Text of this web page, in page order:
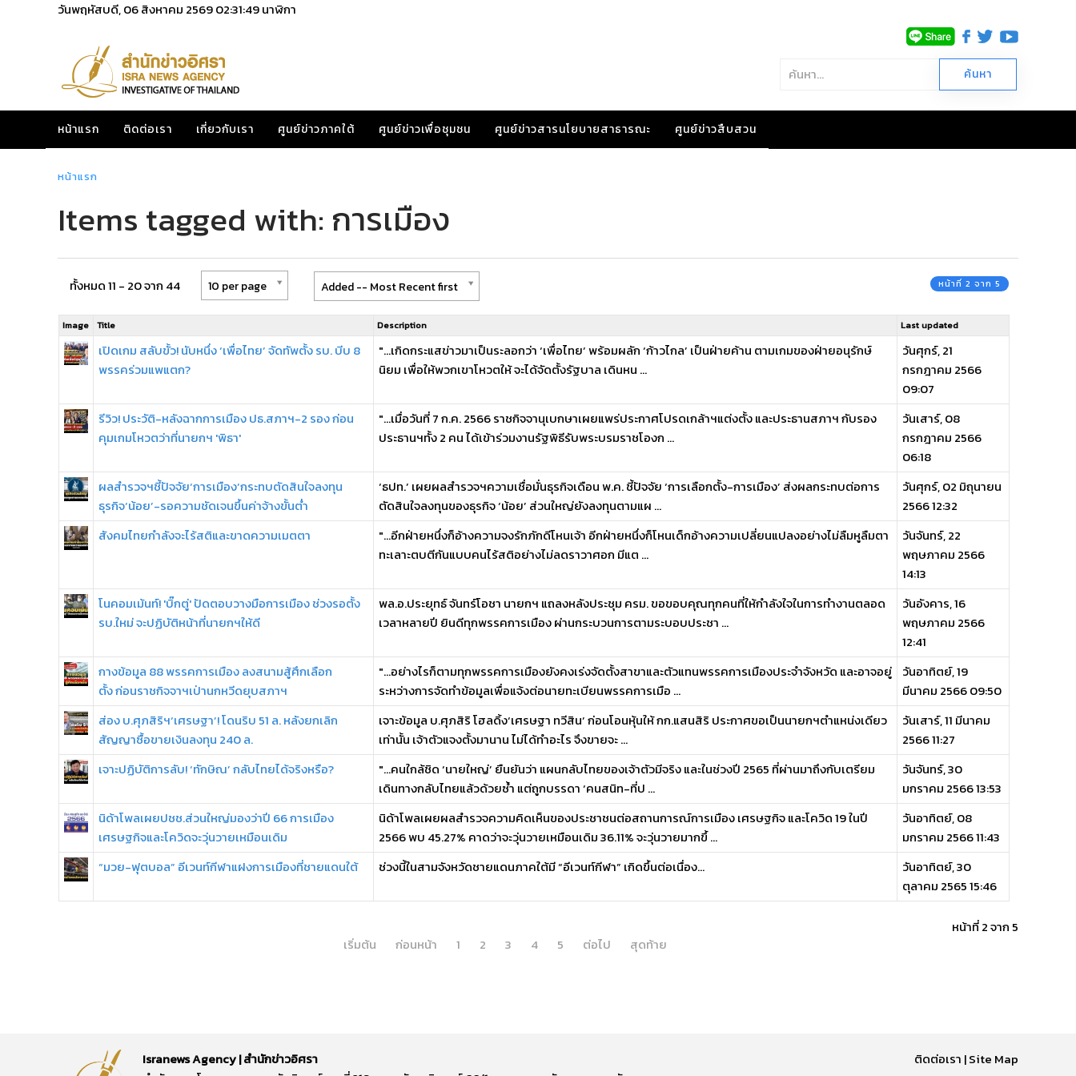
วันพฤหัสบดี, 06 สิงหาคม 256902:31:49นาฬิกา
หน้าแรก ติดต่อเรา เกี่ยวกับเรา ศูนย์ข่าวภาคใต้ ศูนย์ข่าวเพื่อชุมชน ศูนย์ข่าวสารนโยบายสาธารณะ ศูนย์ข่าวสืบสวน
หน้าแรก
Items tagged with: การเมือง
ทั้งหมด 11 - 20 จาก 44 10 per page Added -- Most Recent first หน้าที่ 2 จาก 5
Image Title Description Last updated
เปิดเกม สลับขั้ว! นับหนึ่ง ‘เพื่อไทย’ จัดทัพตั้ง รบ. บีบ 8
พรรคร่วมแพแตก?
"...เกิดกระแสข่าวมาเป็นระลอกว่า ‘เพื่อไทย’ พร้อมผลัก ‘ก้าวไกล’ เป็นฝ่ายค้าน ตามเกมของฝ่ายอนุรักษ์
นิยม เพื่อให้พวกเขาโหวตให้ จะได้จัดตั้งรัฐบาล เดินหน ...
วันศุกร์, 21
กรกฎาคม 2566
09:07
รีวิว! ประวัติ-หลังฉากการเมือง ปธ.สภาฯ-2 รอง ก่อน
คุมเกมโหวตว่าที่นายกฯ 'พิธา'
"...เมื่อวันที่ 7 ก.ค. 2566 ราชกิจจานุเบกษาเผยแพร่ประกาศโปรดเกล้าฯแต่งตั้ง และประธานสภาฯ กับรอง
ประธานฯทั้ง 2 คน ได้เข้าร่วมงานรัฐพิธีรับพระบรมราชโองก ...
วันเสาร์, 08
กรกฎาคม 2566
06:18
ผลสำรวจฯชี้ปัจจัย‘การเมือง’กระทบตัดสินใจลงทุน
ธุรกิจ‘น้อย’-รอความชัดเจนขึ้นค่าจ้างขั้นต่ำ
‘ธปท.’ เผยผลสำรวจฯความเชื่อมั่นธุรกิจเดือน พ.ค. ชี้ปัจจัย ‘การเลือกตั้ง-การเมือง’ ส่งผลกระทบต่อการ
ตัดสินใจลงทุนของธุรกิจ ‘น้อย’ ส่วนใหญ่ยังลงทุนตามแผ ...
วันศุกร์, 02 มิถุนายน
2566 12:32
สังคมไทยกําลังจะไร้สติและขาดความเมตตา
"...อีกฝ่ายหนึ่งก็อ้างความจงรักภักดีโหนเจ้า อีกฝ่ายหนึ่งก็โหนเด็กอ้างความเปลี่ยนแปลงอย่างไม่ลืมหูลืมตา
ทะเลาะตบตีกันแบบคนไร้สติอย่างไม่ลดราวาศอก มีแต ...
วันจันทร์, 22
พฤษภาคม 2566
14:13
โนคอมเม้นท์! 'บิ๊กตู่' ปัดตอบวางมือการเมือง ช่วงรอตั้ง
รบ.ใหม่ จะปฏิบัติหน้าที่นายกฯให้ดี
พล.อ.ประยุทธ์ จันทร์โอชา นายกฯ แถลงหลังประชุม ครม. ขอขอบคุณทุกคนที่ให้กำลังใจในการทำงานตลอด
เวลาหลายปี ยินดีทุกพรรคการเมือง ผ่านกระบวนการตามระบอบประชา ...
วันอังคาร, 16
พฤษภาคม 2566
12:41
กางข้อมูล 88 พรรคการเมือง ลงสนามสู้ศึกเลือก
ตั้ง ก่อนราชกิจจาฯเป่านกหวีดยุบสภาฯ
"...อย่างไรก็ตามทุกพรรคการเมืองยังคงเร่งจัดตั้งสาขาและตัวแทนพรรคการเมืองประจำจังหวัด และอาจอยู่
ระหว่างการจัดทำข้อมูลเพื่อแจ้งต่อนายทะเบียนพรรคการเมือ ...
วันอาทิตย์, 19
มีนาคม 2566 09:50
ส่อง บ.ศุภสิริฯ‘เศรษฐา’! โดนริบ 51 ล. หลังยกเลิก
สัญญาซื้อขายเงินลงทุน 240 ล.
เจาะข้อมูล บ.ศุภสิริ โฮลดิ้ง‘เศรษฐา ทวีสิน’ ก่อนโอนหุ้นให้ กก.แสนสิริ ประกาศขอเป็นนายกฯตำแหน่งเดียว
เท่านั้น เจ้าตัวแจงตั้งมานาน ไม่ได้ทำอะไร จึงขายจะ ...
วันเสาร์, 11 มีนาคม
2566 11:27
เจาะปฏิบัติการลับ! ‘ทักษิณ’ กลับไทยได้จริงหรือ?
"...คนใกล้ชิด ‘นายใหญ่’ ยืนยันว่า แผนกลับไทยของเจ้าตัวมีจริง และในช่วงปี 2565 ที่ผ่านมาถึงกับเตรียม
เดินทางกลับไทยแล้วด้วยซ้ำ แต่ถูกบรรดา ‘คนสนิท-ที่ป ...
วันจันทร์, 30
มกราคม 2566 13:53
นิด้าโพลเผยปชช.ส่วนใหญ่มองว่าปี 66 การเมือง
เศรษฐกิจและโควิดจะวุ่นวายเหมือนเดิม
นิด้าโพลเผยผลสำรวจความคิดเห็นของประชาชนต่อสถานการณ์การเมือง เศรษฐกิจ และโควิด 19 ในปี
2566 พบ 45.27% คาดว่าจะวุ่นวายเหมือนเดิม 36.11% จะวุ่นวายมากขึ้ ...
วันอาทิตย์, 08
มกราคม 2566 11:43
“มวย-ฟุตบอล” อีเวนท์กีฬาแฝงการเมืองที่ชายแดนใต้
ช่วงนี้ในสามจังหวัดชายแดนภาคใต้มี “อีเวนท์กีฬา” เกิดขึ้นต่อเนื่อง...
วันอาทิตย์, 30
ตุลาคม 2565 15:46
หน้าที่ 2 จาก 5
เริ่มต้น
ก่อนหน้า 1 2 3 4 5 ต่อไป สุดท้าย
Isranews Agency | สำนักข่าวอิศรา
ติดต่อเรา |Site Map